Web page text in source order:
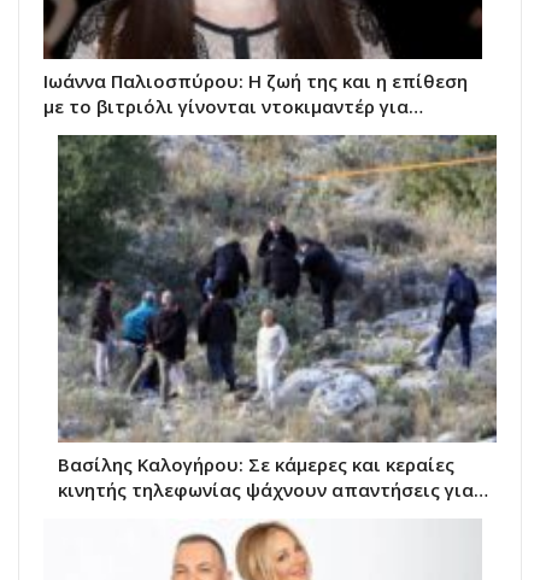
Ιωάννα Παλιοσπύρου: Η ζωή της και η επίθεση
με το βιτριόλι γίνονται ντοκιμαντέρ για…
Βασίλης Καλογήρου: Σε κάμερες και κεραίες
κινητής τηλεφωνίας ψάχνουν απαντήσεις για…